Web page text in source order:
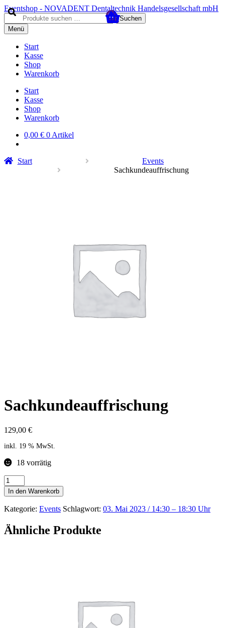
Zur
Navigation
springen
Zum
Inhalt
springen
Eventshop - NOVADENT Dentaltechnik Handelsgesellschaft mbH
Suche
nach:
Suchen
Menü
Start
Kasse
Shop
Warenkorb
Start
Kasse
Shop
Warenkorb
0,00 € 0 Artikel
Start
Events
Sachkundeauffrischung
Sachkundeauffrischung
129,00 €
inkl. 19 % MwSt.
18 vorrätig
Sachkundeauffrischung
Menge
In den Warenkorb
Kategorie: Events Schlagwort: 03. Mai 2023 / 14:30 – 18:30 Uhr
Ähnliche Produkte